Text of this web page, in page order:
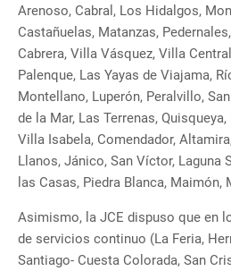
Arenoso, Cabral, Los Hidalgos,
Castañuelas, Matanzas,
Cabrera, Villa Vásquez, Villa
Palenque, Las Yayas de Viajama,
Montellano, Luperón, Peralvillo,
de la Mar, Las Terrenas,
Villa Isabela, Comendador,
Llanos, Jánico, San Víctor, Laguna
las Casas, Piedra Blanca,
Asimismo, la JCE dispuso que en
de servicios continuo (La Feria,
Santiago- Cuesta Colorada, San